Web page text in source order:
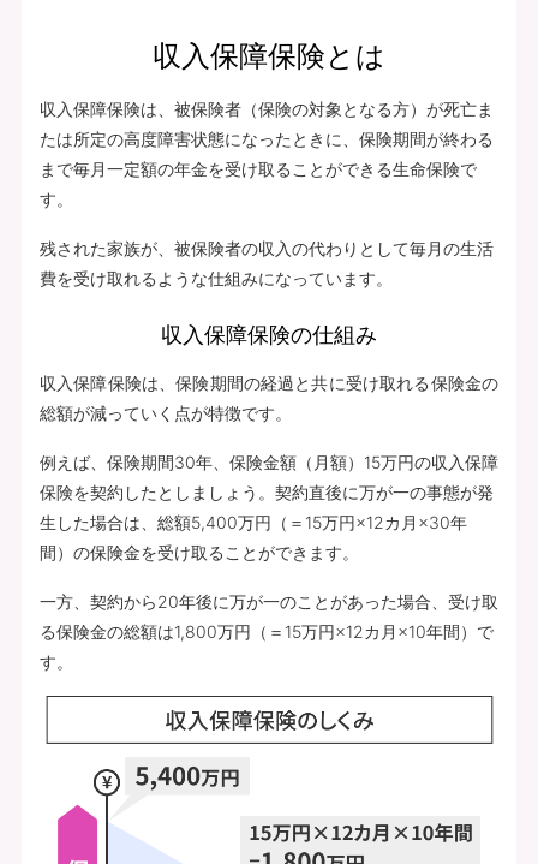
収入保障保険とは
収入保障保険は、被保険者（保険の対象となる方）が死亡ま
たは所定の高度障害状態になったときに、保険期間が終わる
まで毎月一定額の年金を受け取ることができる生命保険で
す。
残された家族が、被保険者の収入の代わりとして毎月の生活
費を受け取れるような仕組みになっています。
収入保障保険の仕組み
収入保障保険は、保険期間の経過と共に受け取れる保険金の
総額が減っていく点が特徴です。
例えば、保険期間30年、保険金額（月額）15万円の収入保障
保険を契約したとしましょう。契約直後に万が一の事態が発
生した場合は、総額5,400万円（＝15万円×12カ月×30年
間）の保険金を受け取ることができます。
一方、契約から20年後に万が一のことがあった場合、受け取
る保険金の総額は1,800万円（＝15万円×12カ月×10年間）で
す。